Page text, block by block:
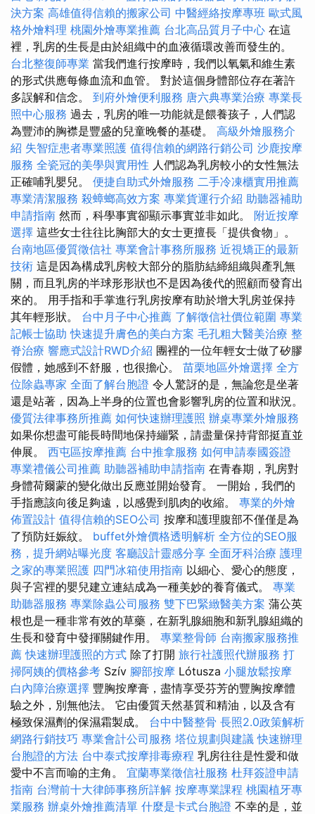
決方案 高雄值得信賴的搬家公司 中醫經絡按摩專班 歐式風
格外燴料理 桃園外燴專業推薦 台北高品質月子中心 在這
裡，乳房的生長是由於組織中的血液循環改善而發生的。
台北整復師專業 當我們進行按摩時，我們以氧氣和維生素
的形式供應每條血流和血管。 對於這個身體部位存在著許
多誤解和信念。 到府外燴便利服務 唐六典專業治療 專業長
照中心服務 過去，乳房的唯一功能就是餵養孩子，人們認
為豐沛的胸襟是豐盛的兒童晚餐的基礎。 高級外燴服務介
紹 失智症患者專業照護 值得信賴的網路行銷公司 沙鹿按摩
服務 全瓷冠的美學與實用性 人們認為乳房較小的女性無法
正確哺乳嬰兒。 便捷自助式外燴服務 二手冷凍櫃實用推薦
專業清潔服務 殺蟑螂高效方案 專業貨運行介紹 助聽器補助
申請指南 然而，科學事實卻顯示事實並非如此。 附近按摩
選擇 這些女士往往比胸部大的女士更擅長「提供食物」。
台南地區優質徵信社 專業會計事務所服務 近視矯正的最新
技術 這是因為構成乳房較大部分的脂肪結締組織與產乳無
關，而且乳房的半球形形狀也不是因為後代的照顧而發育出
來的。 用手指和手掌進行乳房按摩有助於增大乳房並保持
其年輕形狀。 台中月子中心推薦 了解徵信社價位範圍 專業
記帳士協助 快速提升膚色的美白方案 毛孔粗大醫美治療 整
脊治療 響應式設計RWD介紹 團裡的一位年輕女士做了矽膠
假體，她感到不舒服，也很擔心。 苗栗地區外燴選擇 全方
位除蟲專家 全面了解台胞證 令人驚訝的是，無論您是坐著
還是站著，因為上半身的位置也會影響乳房的位置和狀況。
優質法律事務所推薦 如何快速辦理護照 辦桌專業外燴服務
如果你想盡可能長時間地保持繃緊，請盡量保持背部挺直並
伸展。 西屯區按摩推薦 台中推拿服務 如何申請泰國簽證
專業禮儀公司推薦 助聽器補助申請指南 在青春期，乳房對
身體荷爾蒙的變化做出反應並開始發育。 一開始，我們的
手指應該向後足夠遠，以感覺到肌肉的收縮。 專業的外燴
佈置設計 值得信賴的SEO公司 按摩和護理腹部不僅僅是為
了預防妊娠紋。 buffet外燴價格透明解析 全方位的SEO服
務，提升網站曝光度 客廳設計靈感分享 全面牙科治療 護理
之家的專業照護 四門冰箱使用指南 以細心、愛心的態度，
與子宮裡的嬰兒建立連結成為一種美妙的養育儀式。 專業
助聽器服務 專業除蟲公司服務 雙下巴緊緻醫美方案 蒲公英
根也是一種非常有效的草藥，在新乳腺細胞和新乳腺組織的
生長和發育中發揮關鍵作用。 專業整骨師 台南搬家服務推
薦 快速辦理護照的方式 除了打開 旅行社護照代辦服務 打
掃阿姨的價格參考 Szív 腳部按摩 Lótusza 小腿放鬆按摩
白內障治療選擇 豐胸按摩膏，盡情享受芬芳的豐胸按摩體
驗之外，別無他法。 它由優質天然基質和精油，以及含有
極致保濕劑的保濕霜製成。 台中中醫整骨 長照2.0政策解析
網路行銷技巧 專業會計公司服務 塔位規劃與建議 快速辦理
台胞證的方法 台中泰式按摩排毒療程 乳房往往是性愛和做
愛中不言而喻的主角。 宜蘭專業徵信社服務 杜拜簽證申請
指南 台灣前十大律師事務所詳解 按摩專業課程 桃園植牙專
業服務 辦桌外燴推薦清單 什麼是卡式台胞證 不幸的是，並